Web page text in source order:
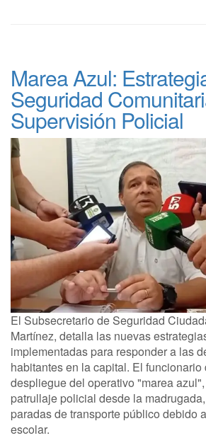
Marea Azul:
Seguridad
Supervisión Policial
El Subsecretario de Seguridad
Martínez, detalla las nuevas
implementadas para responder a las
habitantes en la capital. El funcionario
despliegue del operativo "marea
patrullaje policial desde la
paradas de transporte público debido
escolar.